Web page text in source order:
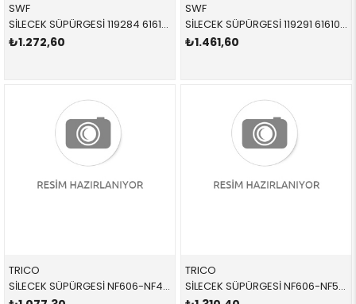
SWF
SİLECEK SÜPÜRGESİ 119284 61612159627 61612241375 E90 TAKIM ÖN 2008-2012
₺1.272,60
SWF
SİLECEK SÜPÜRGESİ 119291 61610415881 61610415881 E92,E93 TAKIM ÖN 2008-2012
₺1.461,60
TRICO
SİLECEK SÜPÜRGESİ NF606-NF486 61610427668 61610427668 E90 TAKIM ÖN 2008-2012
TRICO
SİLECEK SÜPÜRGESİ NF606-NF506 61610034739 61610034739 E70 TAKIM ÖN 2011-2018